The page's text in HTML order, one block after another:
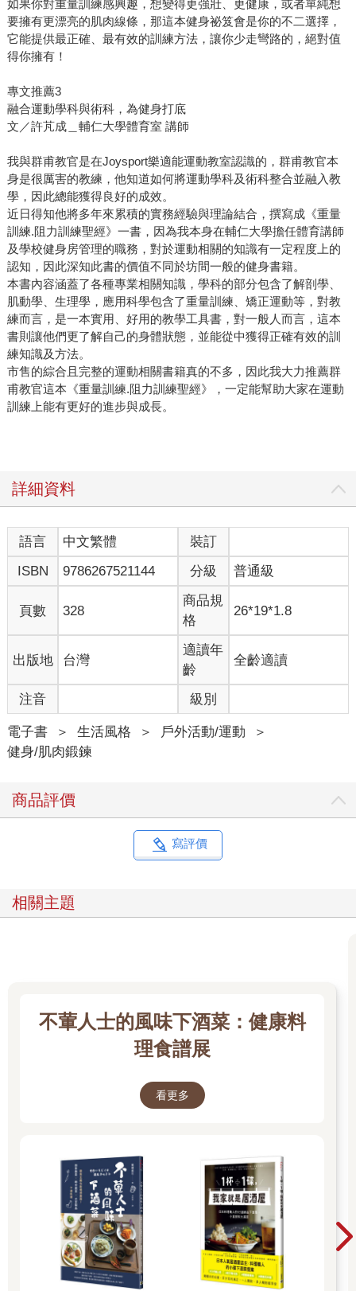
如果你對重量訓練感興趣，想變得更強壯、更健康，或者單純想
要擁有更漂亮的肌肉線條，那這本健身祕笈會是你的不二選擇，
它能提供最正確、最有效的訓練方法，讓你少走彎路的，絕對值
得你擁有！
專文推薦3
融合運動學科與術科，為健身打底
文／許芃成＿輔仁大學體育室 講師
我與群甫教官是在Joysport樂適能運動教室認識的，群甫教官本
身是很厲害的教練，他知道如何將運動學科及術科整合並融入教
學，因此總能獲得良好的成效。
近日得知他將多年來累積的實務經驗與理論結合，撰寫成《重量
訓練.阻力訓練聖經》一書，因為我本身在輔仁大學擔任體育講師
及學校健身房管理的職務，對於運動相關的知識有一定程度上的
認知，因此深知此書的價值不同於坊間一般的健身書籍。
本書內容涵蓋了各種專業相關知識，學科的部分包含了解剖學、
肌動學、生理學，應用科學包含了重量訓練、矯正運動等，對教
練而言，是一本實用、好用的教學工具書，對一般人而言，這本
書則讓他們更了解自己的身體狀態，並能從中獲得正確有效的訓
練知識及方法。
市售的綜合且完整的運動相關書籍真的不多，因此我大力推薦群
甫教官這本《重量訓練.阻力訓練聖經》，一定能幫助大家在運動
訓練上能有更好的進步與成長。
詳細資料
語言 中文繁體
裝訂
ISBN
9786267521144 分級 普通級
頁數 328
商品規
格
26*19*1.8
出版地 台灣
適讀年
齡
全齡適讀
注音 級別
電子書 ＞ 生活風格 ＞ 戶外活動/運動
＞
健身/肌肉鍛鍊
商品評價
寫評價
相關主題
不葷人士的風味下酒菜：健康料
理食譜展
看更多